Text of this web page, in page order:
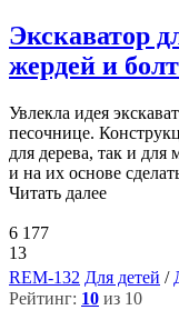
Экскаватор
жердей и
Увлекла идея
песочнице.
для дерева, так и для
и на их основе
Читать далее
6 177
13
REM-132 Для детей /
Рейтинг: 10 из 10